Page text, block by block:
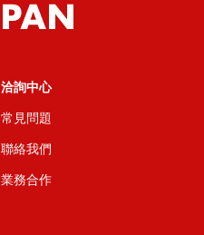
洽詢中心
常見問題
聯絡我們
業務合作